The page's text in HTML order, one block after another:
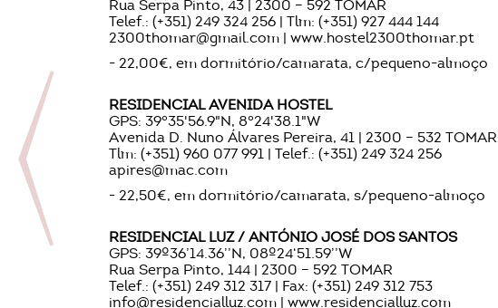
Rua Serpa Pinto, 43 | 2300 – 592 TOMAR
Telef.: (+351) 249 324 256 | Tlm: (+351) 927 444 144
2300thomar@gmail.com | www.hostel2300thomar.pt
- 22,00€, em dormitório/camarata, c/pequeno-almoço
RESIDENCIAL AVENIDA HOSTEL
GPS: 39°35'56.9"N, 8°24'38.1"W
Avenida D. Nuno Álvares Pereira, 41 | 2300 – 532 TOMAR
Tlm: (+351) 960 077 991 | Telef.: (+351) 249 324 256
apires@mac.com
- 22,50€, em dormitório/camarata, s/pequeno-almoço
RESIDENCIAL LUZ / ANTÓNIO JOSÉ DOS SANTOS
GPS: 39º36’14.36’’N, 08º24‘51.59’’W
Rua Serpa Pinto, 144 | 2300 – 592 TOMAR
Telef.: (+351) 249 312 317 | Fax: (+351) 249 312 753
info@residencialluz.com | www.residencialluz.com